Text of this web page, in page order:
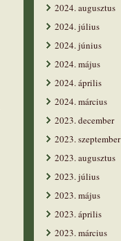
2024. augusztus
2024. július
2024. június
2024. május
2024. április
2024. március
2023. december
2023. szeptember
2023. augusztus
2023. július
2023. május
2023. április
2023. március